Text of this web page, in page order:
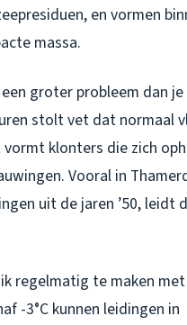
en vormen
massa.
groter probleem dan
stolt vet dat normaal
klonters die zich
Vooral in
uit de jaren ’50, leidt
regelmatig te maken met
-3°C kunnen leidingen in